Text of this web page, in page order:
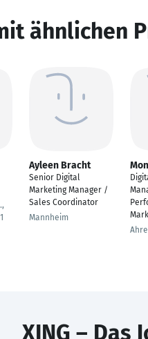
ähnlichen
Ayleen Bracht
Senior Digital
Marketing Manager /
Sales Coordinator
Mannheim
XING – Das